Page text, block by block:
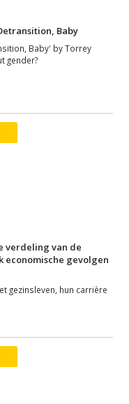
Baby
Baby' by Torrey
gender?
verdeling van de
economische gevolgen
gezinsleven, hun carrière